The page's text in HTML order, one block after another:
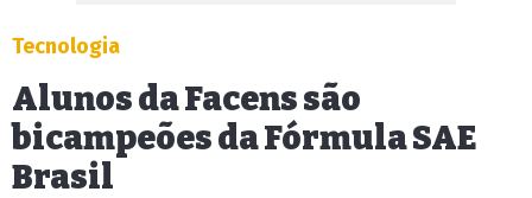
Tecnologia
Alunos da Facens são
bicampeões da Fórmula SAE
Brasil